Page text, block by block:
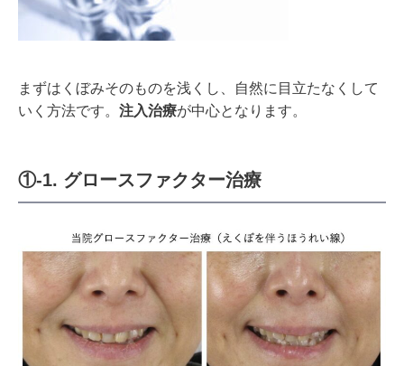
まずはくぼみそのものを浅くし、自然に目立たなくして
いく方法です。 注入治療が中心となります。
①-1. グロースファクター治療